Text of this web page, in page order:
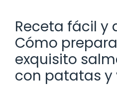
Receta fácil y
Cómo
exquisito
con patatas y